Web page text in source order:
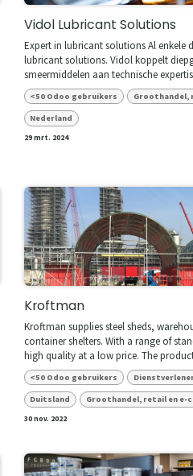
Vidol Lubricant Solutions
Expert in lubricant solutions Al enkele
lubricant solutions. Vidol koppelt
smeermiddelen aan technische
<50 Odoo gebruikers Groothandel,
Nederland
29 mrt. 2024
Kroftman
Kroftman supplies steel sheds,
container shelters. With a range of
high quality at a low price. The
<50 Odoo gebruikers
Duitsland Groothandel, retail en e-
30 nov. 2022